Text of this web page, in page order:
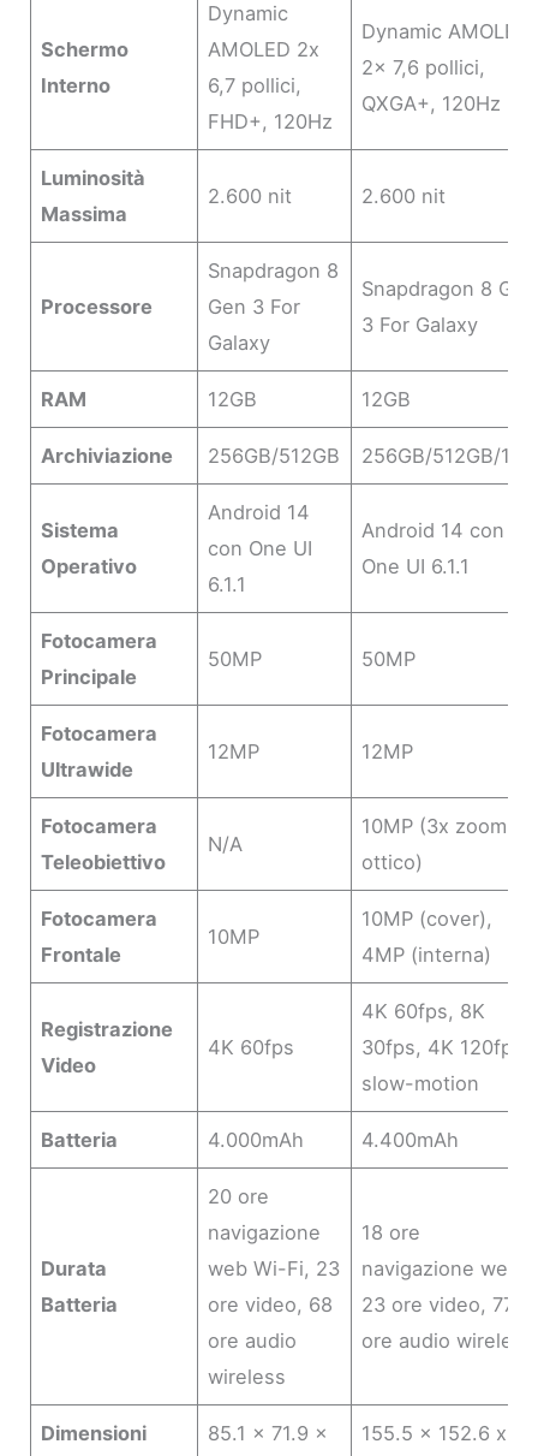
Schermo
Interno
Dynamic
AMOLED 2x
6,7 pollici,
FHD+, 120Hz
Dynamic AMOLED
2x 7,6 pollici,
QXGA+, 120Hz
Luminosità
Massima
2.600 nit 2.600 nit
Processore
Snapdragon 8
Gen 3 For
Galaxy
Snapdragon 8 Gen
3 For Galaxy
RAM 12GB 12GB
Archiviazione 256GB/512GB 256GB/512GB/1TB
Sistema
Operativo
Android 14
con One UI
6.1.1
Android 14 con
One UI 6.1.1
Fotocamera
Principale
50MP 50MP
Fotocamera
Ultrawide
12MP 12MP
Fotocamera
Teleobiettivo
N/A
10MP (3x zoom
ottico)
Fotocamera
Frontale
10MP
10MP (cover),
4MP (interna)
Registrazione
Video
4K 60fps
4K 60fps, 8K
30fps, 4K 120fps
slow-motion
Batteria 4.000mAh 4.400mAh
Durata
Batteria
20 ore
navigazione
web Wi-Fi, 23
ore video, 68
ore audio
wireless
18 ore
navigazione web,
23 ore video, 77
ore audio wireless
Dimensioni
85.1 × 71.9 ×
155.5 x 152.6 x